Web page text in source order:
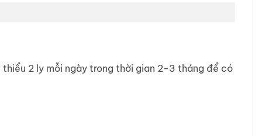
2 ly mỗi ngày trong thời gian 2-3 tháng để có